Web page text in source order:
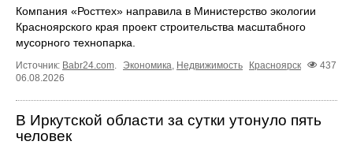
Компания «Росттех» направила в Министерство экологии
Красноярского края проект строительства масштабного
мусорного технопарка.
Источник: Babr24.com Экономика Недвижимость Красноярск
437
06.08.2026
В Иркутской области за сутки утонуло пять
человек